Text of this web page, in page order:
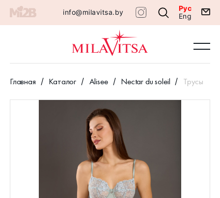
info@milavitsa.by
Рус
Eng
Главная Каталог Alisee Nectar du soleil Трусы